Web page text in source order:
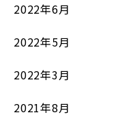
2022年6月
2022年5月
2022年3月
2021年8月